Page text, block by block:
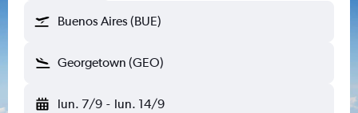
Buenos Aires (BUE)
Georgetown (GEO)
lun. 7/9 - lun. 14/9